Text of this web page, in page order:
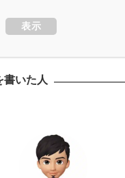
表示
書いた人